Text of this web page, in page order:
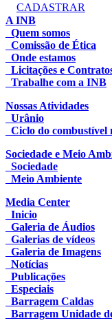
CADASTRAR
A INB
Quem somos
Comissão de Ética
Onde estamos
Licitações e
Trabalhe com a INB
Nossas Atividades
Urânio
Ciclo do combustível
Sociedade e Meio
Sociedade
Meio Ambiente
Media Center
Inicio
Galeria de Áudios
Galerias de vídeos
Galeria de Imagens
Notícias
Publicações
Especiais
Barragem Caldas
Barragem Unidade